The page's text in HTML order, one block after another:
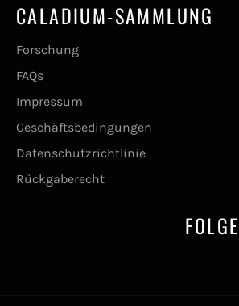
CALADIUM-SAMMLUNG
Forschung
FAQs
Impressum
Geschäftsbedingungen
Datenschutzrichtlinie
Rückgaberecht